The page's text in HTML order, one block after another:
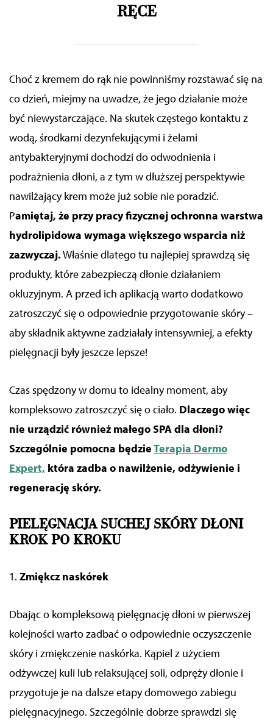
mogą udostępniać te informacje z innych urządzeń
RĘCE
Choć z kremem do rąk nie powinniśmy rozstawać się na
co dzień, miejmy na uwadze, że jego działanie może
być niewystarczające. Na skutek częstego kontaktu z
wodą, środkami dezynfekującymi i żelami
antybakteryjnymi dochodzi do odwodnienia i
podrażnienia dłoni, a z tym w dłuższej perspektywie
nawilżający krem może już sobie nie poradzić.
Pamiętaj, że przy pracy fizycznejochronna warstwa
hydrolipidowa wymaga większego wsparcia niż
zazwyczaj.Właśnie dlatego tu najlepiej sprawdzą się
produkty, które zabezpieczą dłonie działaniem
okluzyjnym. A przed ich aplikacją warto dodatkowo
zatroszczyć się o odpowiednie przygotowanie skóry –
aby składnik aktywne zadziałały intensywniej, a efekty
pielęgnacji były jeszcze lepsze!
Czas spędzony w domu to idealny moment, aby
kompleksowo zatroszczyć się o ciało. Dlaczego więc
nie urządzić również małego SPA dla dłoni?
Szczególnie pomocna będzieTerapia Dermo
Expert, która zadba o nawilżenie, odżywienie i
regenerację skóry.
PIELĘGNACJA SUCHEJ SKÓRY DŁONI
KROK PO KROKU
1. Zmiękcz naskórek
Dbając o kompleksową pielęgnację dłoni w pierwszej
kolejności warto zadbać o odpowiednie oczyszczenie
skóry i zmiękczenie naskórka. Kąpiel z użyciem
odżywczej kuli lub relaksującej soli, odpręży dłonie i
przygotuje je na dalsze etapy domowego zabiegu
pielęgnacyjnego. Szczególnie dobrze sprawdzi się